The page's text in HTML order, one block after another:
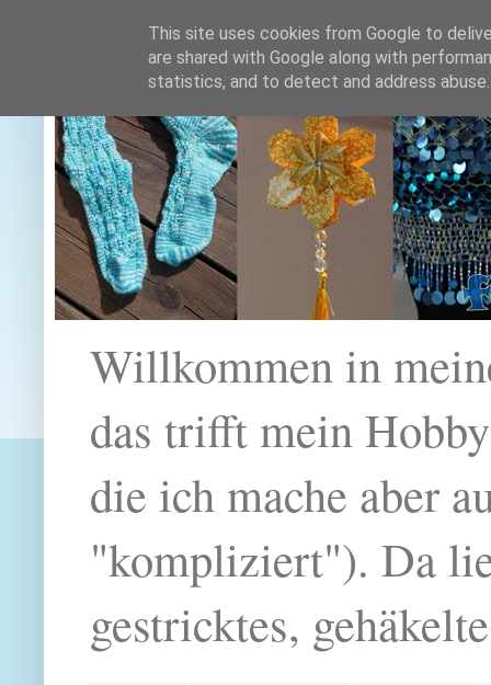
Willkommen in
das trifft mein
die ich mache aber
"kompliziert"). Da
gestricktes,
This site uses cookies from Google to
are shared with Google along with
statistics, and to detect and address abuse.